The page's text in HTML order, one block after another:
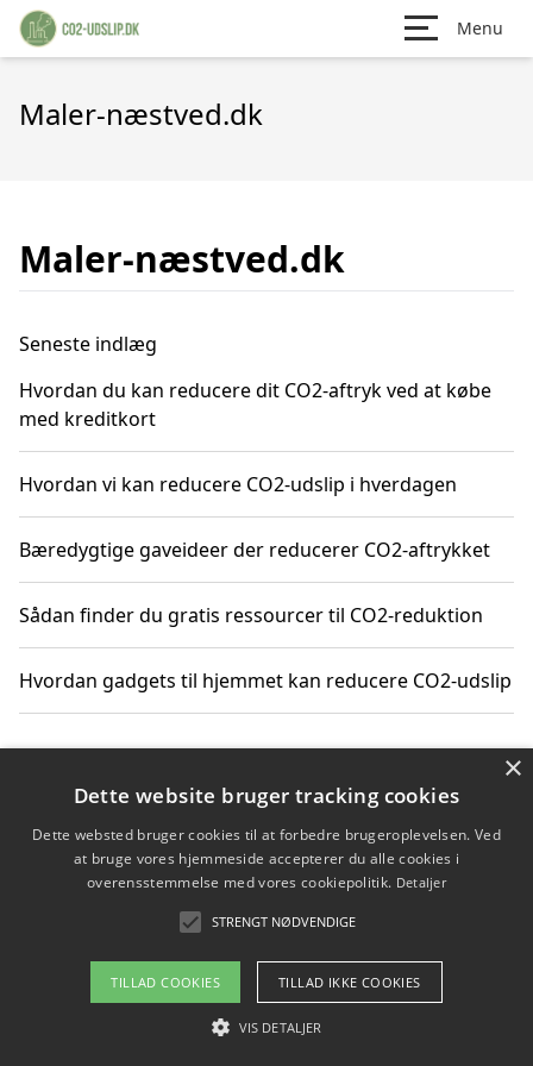
Menu
Maler-næstved.dk
Maler-næstved.dk
Seneste indlæg
Hvordan du kan reducere dit CO2-aftryk ved at købe
med kreditkort
Hvordan vi kan reducere CO2-udslip i hverdagen
Bæredygtige gaveideer der reducerer CO2-aftrykket
Sådan finder du gratis ressourcer til CO2-reduktion
Hvordan gadgets til hjemmet kan reducere CO2-udslip
Copyright 2026 - Pilanto Aps
Om / kontakt
Blog Betingelser
×
Dette website bruger tracking cookies
Dette websted bruger cookies til at forbedre brugeroplevelsen. Ved
at bruge vores hjemmeside accepterer du alle cookies i
overensstemmelse med vores cookiepolitik. Detaljer
STRENGT NØDVENDIGE
TILLAD COOKIES TILLAD IKKE COOKIES
VIS DETALJER